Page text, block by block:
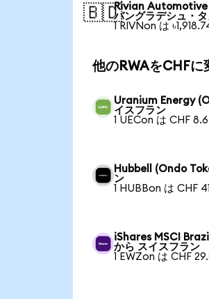
🇧🇩Rivian Automotive
バングラデシュ・タ
1 RIVNon は
他のRWAをCHFに
Uranium Energy
イスフラン
1 UECon は CHF
Hubbell (Ondo
ン
1 HUBBon は CHF
iShares MSCI
から スイスフラン
1 EWZon は CHF